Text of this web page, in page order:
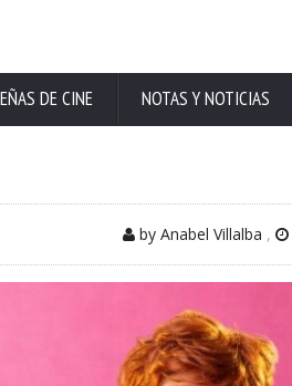
DE CINE NOTAS Y NOTICIAS
by Anabel Villalba ,